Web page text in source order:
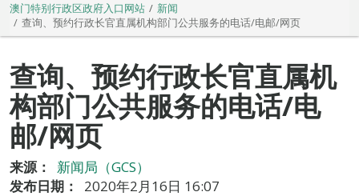
澳门特别行政区政府入口网站
新闻
查询、预约行政长官直属机构部门公共服务的电话/电邮/网页
查询、预约行政长官直属机
构部门公共服务的电话/电
邮/网页
来源：
新闻局（GCS）
发布日期：
2020年2月16日 16:07